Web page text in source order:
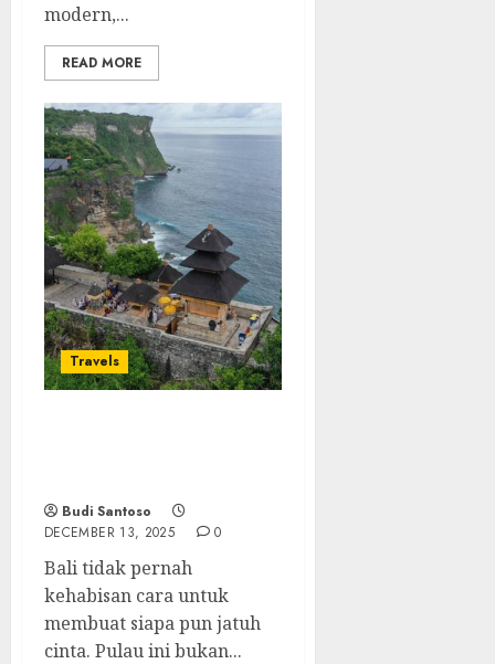
modern,...
READ MORE
Travels
Budi Santoso
DECEMBER 13, 2025
0
Bali tidak pernah
kehabisan cara untuk
membuat siapa pun jatuh
cinta. Pulau ini bukan...